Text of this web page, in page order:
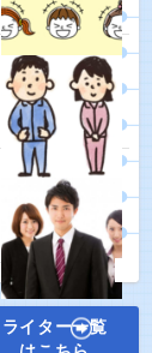
ライター一覧